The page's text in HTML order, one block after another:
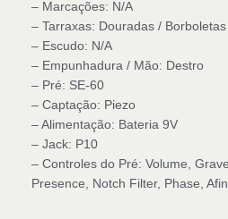
– Marcações: N/A
– Tarraxas: Douradas /
– Escudo: N/A
– Empunhadura / Mão: Destro
– Pré: SE-60
– Captação: Piezo
– Alimentação: Bateria 9V
– Jack: P10
– Controles do Pré: Volume,
Presence, Notch Filter, Phase,